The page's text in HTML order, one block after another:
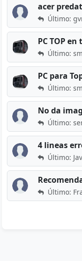
Último:
Último:
Último:
No da
Último:
4 lineas
Último:
Último: